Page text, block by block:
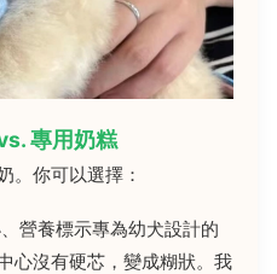
專用奶糕
。你可以選擇：
營養標示專為幼犬設計的
心沒有硬芯，變成糊狀。我